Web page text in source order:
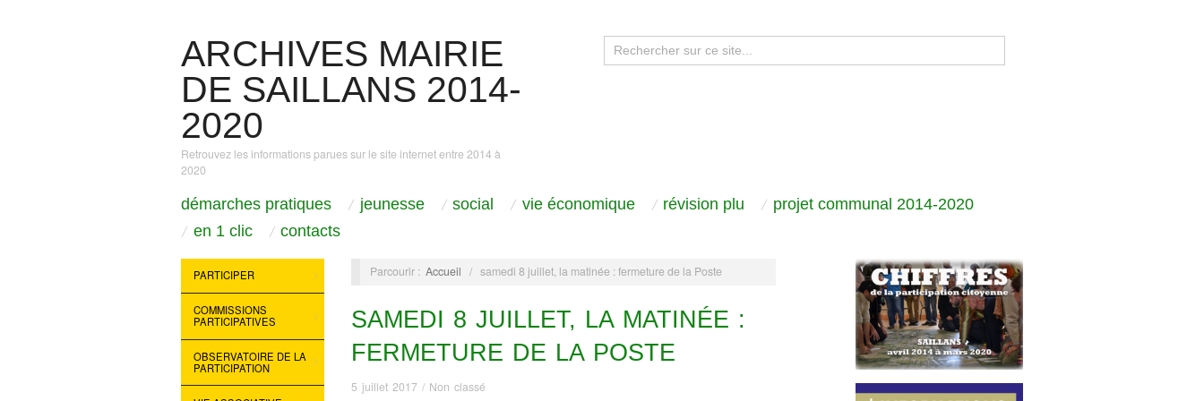
ARCHIVES MAIRIE
DE SAILLANS 2014-
2020
Retrouvez les informations parues sur le site internet entre 2014 à
2020
démarches pratiques jeunesse social vie économique révision plu
projet communal 2014-2020
en 1 clic
contacts
PARTICIPER
COMMISSIONS
PARTICIPATIVES
OBSERVATOIRE DE LA
PARTICIPATION
Parcourir : Accueil / samedi 8 juillet, la matinée : fermeture de la Poste
SAMEDI 8 JUILLET, LA MATINÉE :
FERMETURE DE LA POSTE
5 juillet 2017 / Non classé